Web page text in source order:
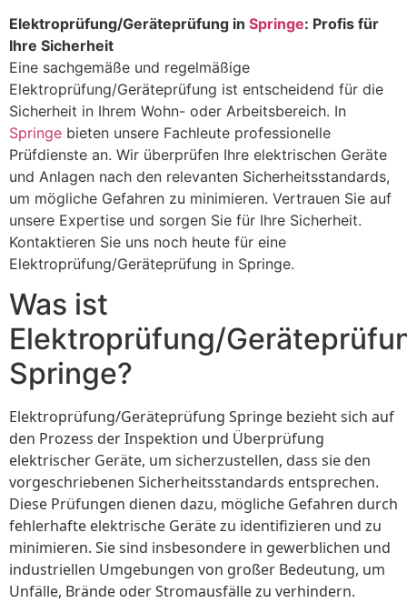
Elektroprüfung/Geräteprüfung in Springe: Profis für
Ihre Sicherheit
Eine sachgemäße und regelmäßige
Elektroprüfung/Geräteprüfung ist entscheidend für die
Sicherheit in Ihrem Wohn- oder Arbeitsbereich. In
Springe bieten unsere Fachleute professionelle
Prüfdienste an. Wir überprüfen Ihre elektrischen Geräte
und Anlagen nach den relevanten Sicherheitsstandards,
um mögliche Gefahren zu minimieren. Vertrauen Sie auf
unsere Expertise und sorgen Sie für Ihre Sicherheit.
Kontaktieren Sie uns noch heute für eine
Elektroprüfung/Geräteprüfung in Springe.
Was ist
Elektroprüfung/
Springe?
Elektroprüfung/Geräteprüfung Springe bezieht sich auf
den Prozess der Inspektion und Überprüfung
elektrischer Geräte, um sicherzustellen, dass sie den
vorgeschriebenen Sicherheitsstandards entsprechen.
Diese Prüfungen dienen dazu, mögliche Gefahren durch
fehlerhafte elektrische Geräte zu identifizieren und zu
minimieren. Sie sind insbesondere in gewerblichen und
industriellen Umgebungen von großer Bedeutung, um
Unfälle, Brände oder Stromausfälle zu verhindern.